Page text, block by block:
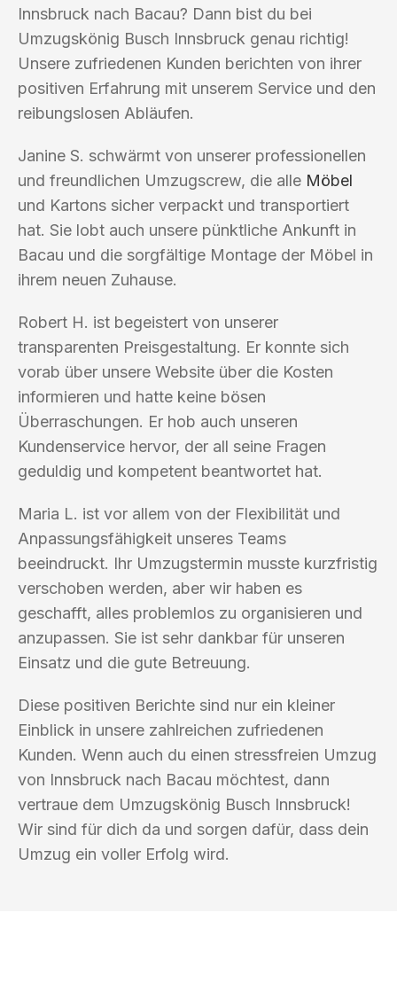
Innsbruck nach Bacau? Dann bist du bei
Umzugskönig Busch Innsbruck genau richtig!
Unsere zufriedenen Kunden berichten von ihrer
positiven Erfahrung mit unserem Service und den
reibungslosen Abläufen.
Janine S. schwärmt von unserer professionellen
und freundlichen Umzugscrew, die alle Möbel
und Kartons sicher verpackt und transportiert
hat. Sie lobt auch unsere pünktliche Ankunft in
Bacau und die sorgfältige Montage der Möbel in
ihrem neuen Zuhause.
Robert H. ist begeistert von unserer
transparenten Preisgestaltung. Er konnte sich
vorab über unsere Website über die Kosten
informieren und hatte keine bösen
Überraschungen. Er hob auch unseren
Kundenservice hervor, der all seine Fragen
geduldig und kompetent beantwortet hat.
Maria L. ist vor allem von der Flexibilität und
Anpassungsfähigkeit unseres Teams
beeindruckt. Ihr Umzugstermin musste kurzfristig
verschoben werden, aber wir haben es
geschafft, alles problemlos zu organisieren und
anzupassen. Sie ist sehr dankbar für unseren
Einsatz und die gute Betreuung.
Diese positiven Berichte sind nur ein kleiner
Einblick in unsere zahlreichen zufriedenen
Kunden. Wenn auch du einen stressfreien Umzug
von Innsbruck nach Bacau möchtest, dann
vertraue dem Umzugskönig Busch Innsbruck!
Wir sind für dich da und sorgen dafür, dass dein
Umzug ein voller Erfolg wird.